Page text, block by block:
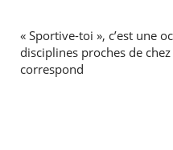
« Sportive-toi », c’est une
disciplines proches de
correspond